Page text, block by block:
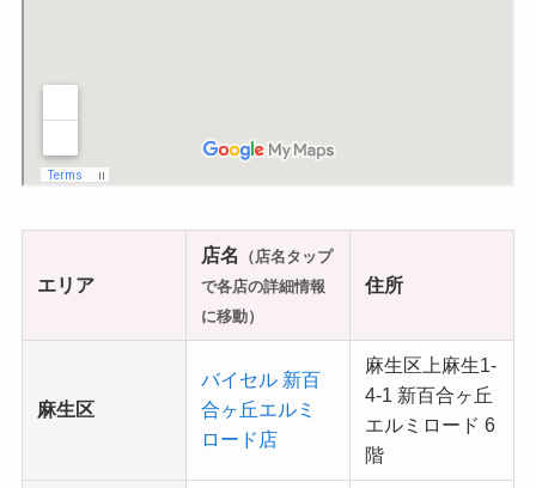
エリア
店名
（店名タップ
で各店の詳細情報
に移動）
住所
麻生区
バイセル 新百
合ヶ丘エルミ
ロード店
麻生区上麻生1-
4-1 新百合ヶ丘
エルミロード 6
階